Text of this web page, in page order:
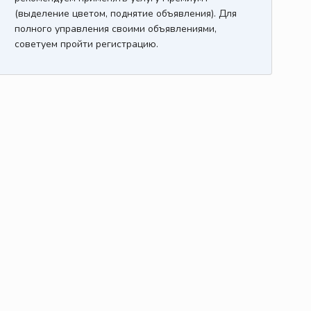
(выделение цветом, поднятие объявления). Для
полного управления своими объявлениями,
советуем пройти регистрацию.